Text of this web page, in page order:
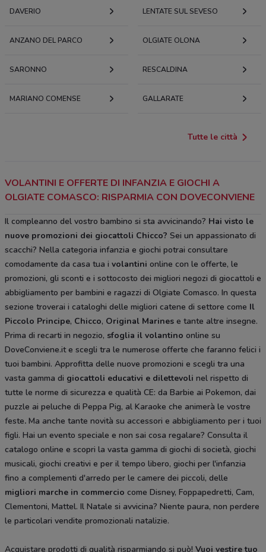
DAVERIO LENTATE SUL SEVESO
ANZANO DEL PARCO OLGIATE OLONA
SARONNO RESCALDINA
MARIANO COMENSE GALLARATE
Tutte le città
VOLANTINI E OFFERTE DI INFANZIA E GIOCHI A
OLGIATE COMASCO: RISPARMIA CON DOVECONVIENE
Il compleanno del vostro bambino si sta avvicinando? Hai visto le
nuove promozioni dei giocattoli Chicco? Sei un appassionato di
scacchi? Nella categoria infanzia e giochi potrai consultare
comodamente da casa tua i volantini online con le offerte, le
promozioni, gli sconti e i sottocosto dei migliori negozi di giocattoli e
abbigliamento per bambini e ragazzi di Olgiate Comasco. In questa
sezione troverai i cataloghi delle migliori catene di settore come Il
Piccolo Principe, Chicco, Original Marines e tante altre insegne.
Prima di recarti in negozio, sfoglia il volantino online su
DoveConviene.it e scegli tra le numerose offerte che faranno felici i
tuoi bambini. Approfitta delle nuove promozioni e scegli tra una
vasta gamma di giocattoli educativi e dilettevoli nel rispetto di
tutte le norme di sicurezza e qualità CE: da Barbie ai Pokemon, dai
puzzle ai peluche di Peppa Pig, al Karaoke che animerà le vostre
feste. Ma anche tante novità su accessori e abbigliamento per i tuoi
figli. Hai un evento speciale e non sai cosa regalare? Consulta il
catalogo online e scopri la vasta gamma di giochi di società, giochi
musicali, giochi creativi e per il tempo libero, giochi per l'infanzia
fino a complementi d'arredo per le camere dei piccoli, delle
migliori marche in commercio come Disney, Foppapedretti, Cam,
Clementoni, Mattel. Il Natale si avvicina? Niente paura, non perdere
le particolari vendite promozionali natalizie.
Acquistare prodotti di qualità risparmiando si può! Vuoi vestire tuo